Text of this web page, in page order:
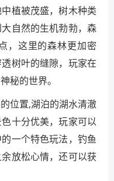
植被茂盛，树木种类
自然的生机勃勃，森
，这里的森林更加密
树叶的缝隙，玩家在
秘的世界。
位置,湖泊的湖水清澈
十分优美，玩家可以
一个特色玩法，钓鱼
放松心情，还可以获